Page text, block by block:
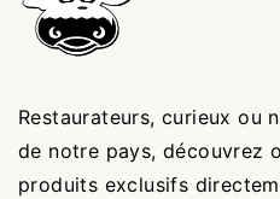
Restaurateurs, curieux ou
de notre pays, découvrez
produits exclusifs